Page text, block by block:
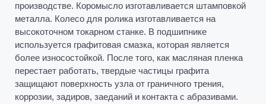
производстве. Коромысло изготавливается штамповкой
металла. Колесо для ролика изготавливается на
высокоточном токарном станке. В подшипнике
используется графитовая смазка, которая является
более износостойкой. После того, как масляная пленка
перестает работать, твердые частицы графита
защищают поверхность узла от граничного трения,
коррозии, задиров, заеданий и контакта с абразивами.